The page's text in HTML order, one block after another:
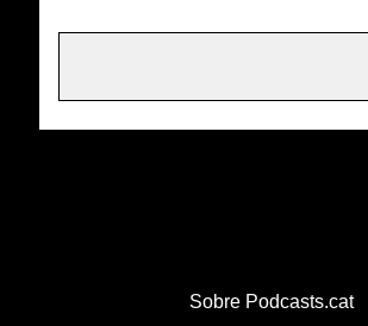
Sobre Podcasts.cat